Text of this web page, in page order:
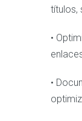
títulos,
•
•